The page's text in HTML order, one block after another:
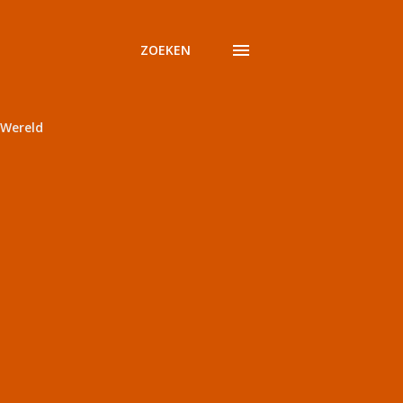
ZOEKEN